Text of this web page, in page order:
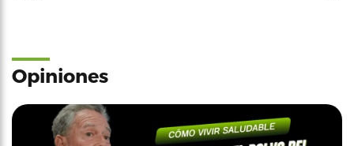
Opiniones